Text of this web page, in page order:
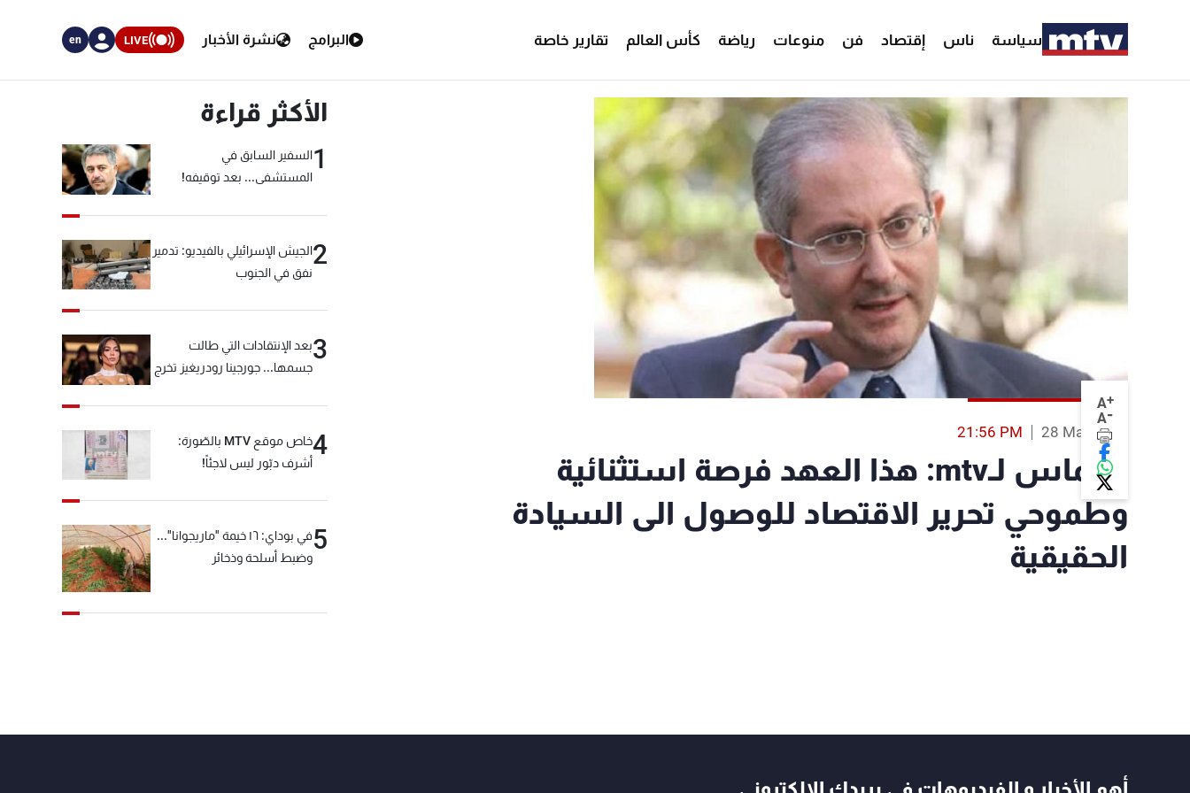
سياسة ناس إقتصاد فن منوعات رياضة كأس العالم تقارير خاصة البرامج نشرة الأخبار LIVE
en
A+
A-
28 Mar 2018
21:56 PM
شماس لـmtv: هذا العهد فرصة استثنائية
وطموحي تحرير الاقتصاد للوصول الى السيادة
الحقيقية
الأكثر قراءة
1السفير السابق في
المستشفى... بعد توقيفه!
2الجيش الإسرائيلي بالفيديو: تدمير
نفق في الجنوب
3بعد الإنتقادات التي طالت
جسمها... جورجينا رودريغيز تخرج
4
خاص موقع MTV بالصّورة:
أشرف دبّور ليس لاجئاً!
5
في بوداي: ١٦ خيمة "ماريجوانا"...
وضبط أسلحة وذخائر